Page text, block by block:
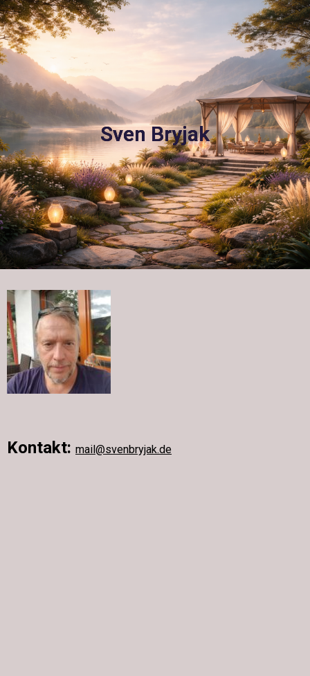
Sven Bryjak
Kontakt: mail@svenbryjak.de